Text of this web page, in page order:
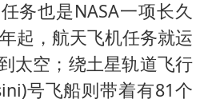
务也是NASA一项长久
起，航天飞机任务就运
太空；绕土星轨道飞行
号飞船则带着有81个